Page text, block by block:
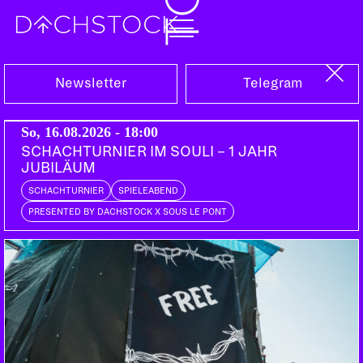
Sa, 05.10.2024
PARTY MENTAL TECHNO
FAIRY TALES FROM ISOLATION CURATED BY
Newsletter Telegram
So, 16.08.2026 - 18:00
SCHACHTURNIER IM SOULI – 1 JAHR
JUBILÄUM
SCHACHTURNIER SPIELEABEND
PRESENTED BY DACHSTOCK X SOUS LE PONT